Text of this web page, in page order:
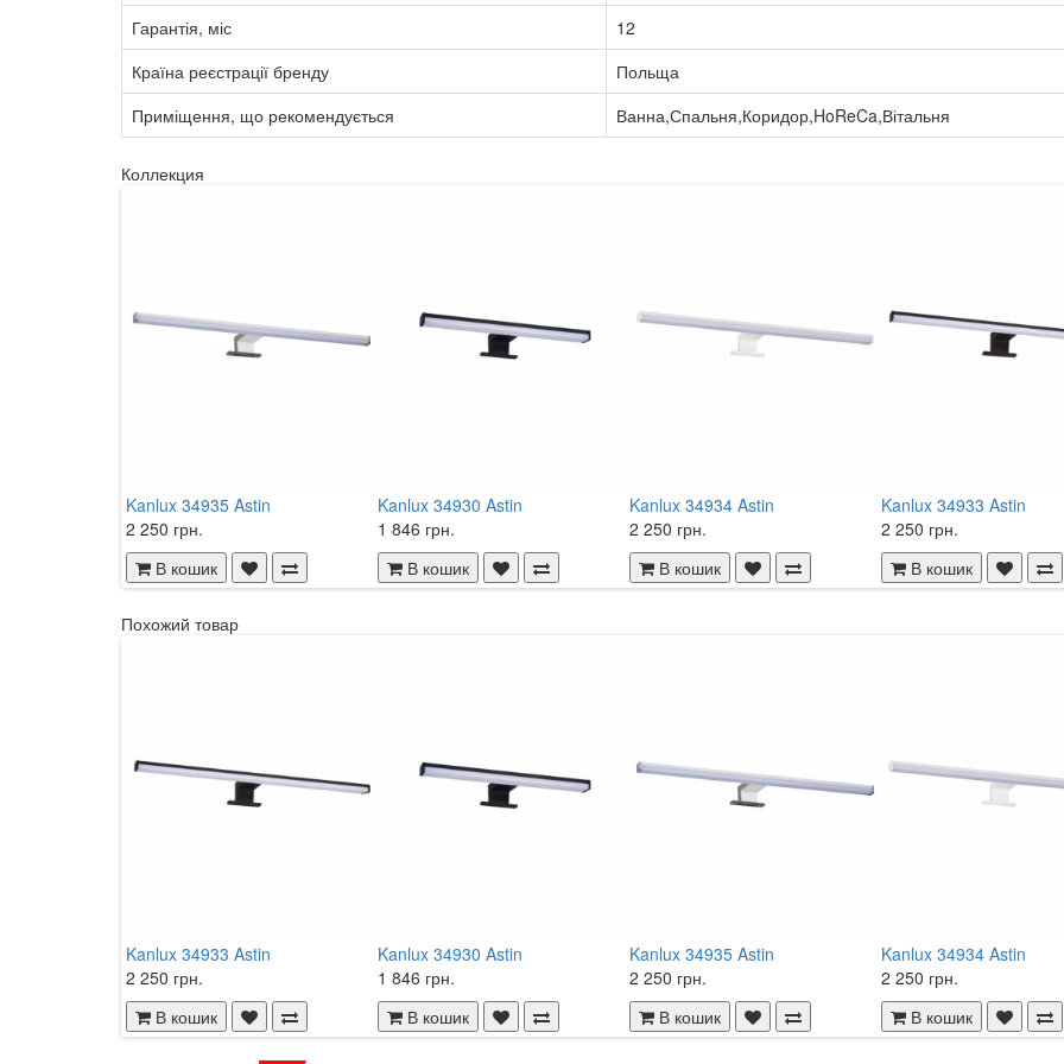
Гарантія, міс
12
Країна реєстрації бренду
Польща
Приміщення, що рекомендується
Ванна,Спальня,Коридор,HoReCa,Вітальня
Коллекция
Kanlux 34935 Astin
2 250 грн.
В кошик
Kanlux 34930 Astin
1 846 грн.
В кошик
Kanlux 34934 Astin
2 250 грн.
В кошик
Kanlux 34933 Astin
2 250 грн.
В кошик
Похожий товар
Kanlux 34933 Astin
2 250 грн.
В кошик
Kanlux 34930 Astin
1 846 грн.
В кошик
Kanlux 34935 Astin
2 250 грн.
В кошик
Kanlux 34934 Astin
2 250 грн.
В кошик